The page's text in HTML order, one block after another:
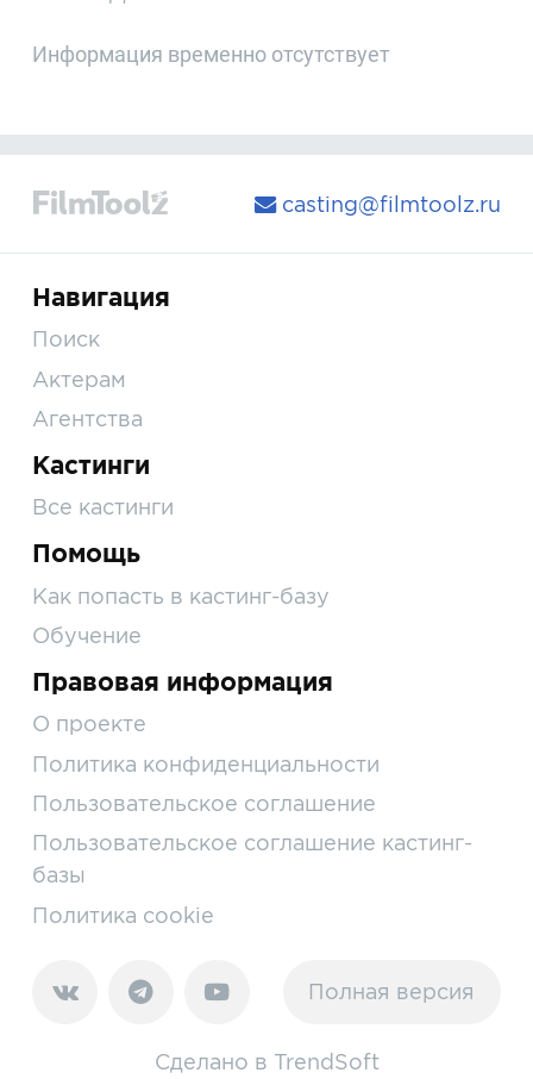
Информация временно отсутствует
casting@filmtoolz.ru
Навигация
Поиск
Актерам
Агентства
Кастинги
Все кастинги
Помощь
Как попасть в кастинг-базу
Обучение
Правовая информация
О проекте
Политика конфиденциальности
Пользовательское соглашение
Пользовательское соглашение кастинг-
базы
Политика cookie
Полная версия
Сделано в TrendSoft